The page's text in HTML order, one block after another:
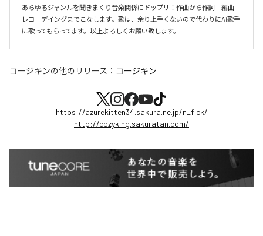
あらゆるジャンルを聞きまくり音楽関係にドップリ！作曲から作詞　編曲
レコ－デイングまでこなします。歌は、余り上手くないので代わりにAi歌手
に歌ってもらってます。以上よろしくお願い致します。
コージキンの他のリリース： コージキン
https://azurekitten34.sakura.ne.jp/n_fick/
http://cozyking.sakuratan.com/